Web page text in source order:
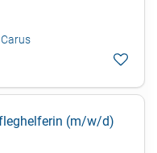
(m/w/d)